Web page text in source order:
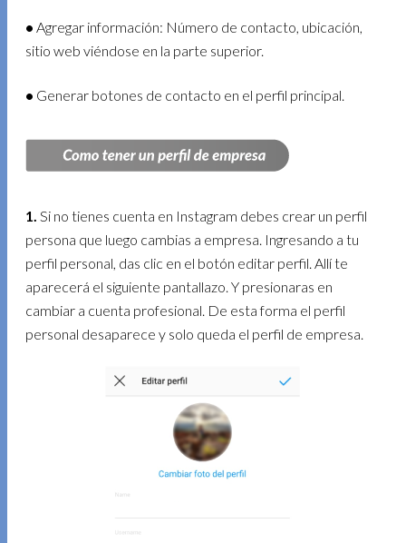
•Agregar información: Número de contacto, ubicación,
sitio web viéndose en la parte superior.
• Generar botones de contacto en el perfil principal.
1.Si no tienes cuenta en Instagram debes crear un perfil
persona que luego cambias a empresa. Ingresando a tu
perfil personal, das clic en el botón editar perfil. Allí te
aparecerá el siguiente pantallazo. Y presionaras en
cambiar a cuenta profesional. De esta forma el perfil
personal desaparece y solo queda el perfil de empresa.